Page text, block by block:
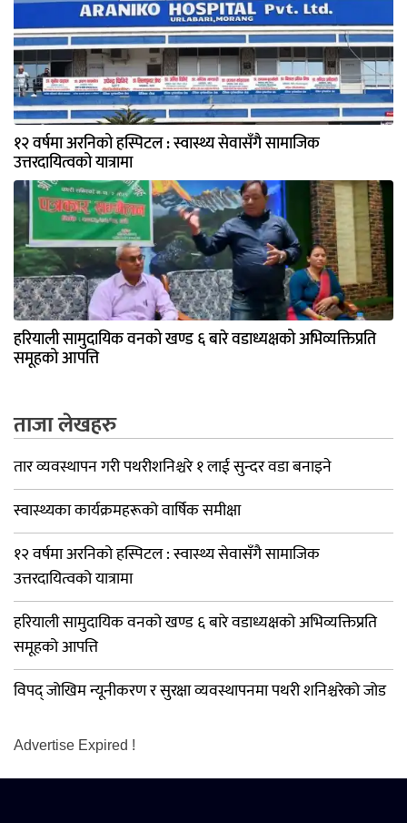
१२ वर्षमा अरनिको हस्पिटल : स्वास्थ्य सेवासँगै सामाजिक
उत्तरदायित्वको यात्रामा
हरियाली सामुदायिक वनको खण्ड ६ बारे वडाध्यक्षको अभिव्यक्तिप्रति
समूहको आपत्ति
ताजा लेखहरु
तार व्यवस्थापन गरी पथरीशनिश्चरे १ लाई सुन्दर वडा बनाइने
स्वास्थ्यका कार्यक्रमहरूको वार्षिक समीक्षा
१२ वर्षमा अरनिको हस्पिटल : स्वास्थ्य सेवासँगै सामाजिक
उत्तरदायित्वको यात्रामा
हरियाली सामुदायिक वनको खण्ड ६ बारे वडाध्यक्षको अभिव्यक्तिप्रति
समूहको आपत्ति
विपद् जोखिम न्यूनीकरण र सुरक्षा व्यवस्थापनमा पथरी शनिश्चरेको जोड
Advertise Expired !